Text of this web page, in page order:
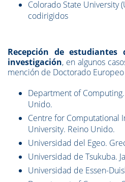
Colorado State University
codirigidos
Recepción de
investigación, en algunos
mención de Doctorado
Department of
Unido.
Centre for Computational
University. Reino Unido.
Universidad del Egeo.
Universidad de Tsukuba.
Universidad de Essen-